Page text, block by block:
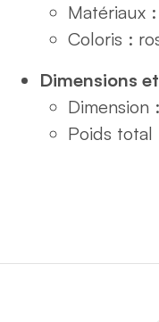
Matériaux :
Coloris :
Dimensions
Dimension
Poids total